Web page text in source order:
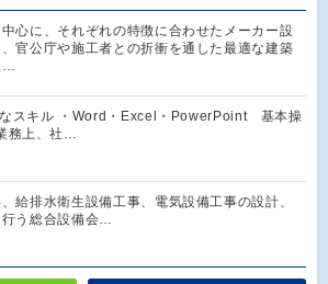
心に、それぞれの特徴に合わせたメーカー設
官公庁や施工者との折衝を通した最適な建築
スキル ・Word・Excel・PowerPoint 基本操
務上、社…
給排水衛生設備工事、電気設備工事の設計、
う総合設備会…